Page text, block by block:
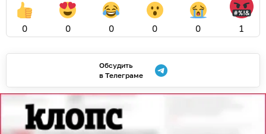
0 0 0 0 0 1
Обсудить
в Телеграме